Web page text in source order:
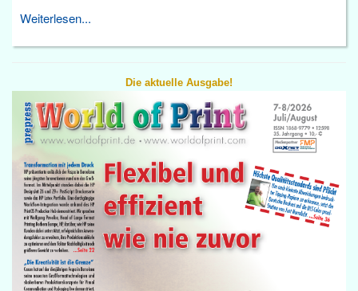
Weiterlesen...
Die aktuelle Ausgabe!